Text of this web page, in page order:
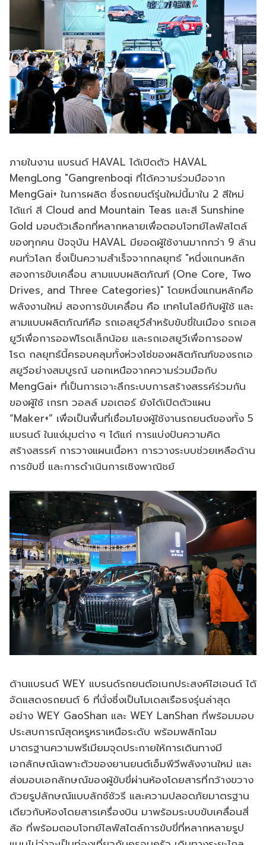
ภายในงาน แบรนด์ HAVAL ได้เปิดตัว HAVAL
MengLong "Gangrenboqi ที่ได้ความร่วมมือจาก
MengGai+ ในการผลิต ซึ่งรถยนต์รุ่นใหม่นี้มาใน 2 สีใหม่
ได้แก่ สี Cloud and Mountain Teas และสี Sunshine
Gold มอบตัวเลือกที่หลากหลายเพื่อตอบโจทย์ไลฟ์สไตล์
ของทุกคน ปัจจุบัน HAVAL มียอดผู้ใช้งานมากกว่า 9 ล้าน
คนทั่วโลก ซึ่งเป็นความสำเร็จจากกลยุทธ์ "หนึ่งแกนหลัก
สองการขับเคลื่อน สามแบบผลิตภัณฑ์ (One Core, Two
Drives, and Three Categories)" โดยหนึ่งแกนหลักคือ
พลังงานใหม่ สองการขับเคลื่อน คือ เทคโนโลยีกับผู้ใช้ และ
สามแบบผลิตภัณฑ์คือ รถเอสยูวีสำหรับขับขี่ในเมือง รถเอส
ยูวีเพื่อการออฟโรดเล็กน้อย และรถเอสยูวีเพื่อการออฟ
โรด กลยุทธ์นี้ครอบคลุมทั้งห่วงโซ่ของผลิตภัณฑ์ของรถเอ
สยูวีอย่างสมบูรณ์ นอกเหนือจากความร่วมมือกับ
MengGai+ ที่เป็นการเจาะลึกระบบการสร้างสรรค์ร่วมกัน
ของผู้ใช้ เกรท วอลล์ มอเตอร์ ยังได้เปิดตัวแผน
“Maker+” เพื่อเป็นพื้นที่เชื่อมโยงผู้ใช้งานรถยนต์ของทั้ง 5
แบรนด์ ในแง่มุมต่าง ๆ ได้แก่ การแบ่งปันความคิด
สร้างสรรค์ การวางแผนเนื้อหา การวางระบบช่วยเหลือด้าน
การขับขี่ และการดำเนินการเชิงพาณิชย์
ด้านแบรนด์ WEY แบรนด์รถยนต์อเนกประสงค์ไฮเอนด์ ได้
จัดแสดงรถยนต์ 6 ที่นั่งซึ่งเป็นโมเดลเรือธงรุ่นล่าสุด
อย่าง WEY GaoShan และ WEY LanShan ที่พร้อมมอบ
ประสบการณ์สุดหรูหราเหนือระดับ พร้อมพลิกโฉม
มาตรฐานความพรีเมียมจุดประกายให้การเดินทางมี
เอกลักษณ์เฉพาะตัวของยานยนต์เอ็มพีวีพลังงานใหม่ และ
ส่งมอบเอกลักษณ์ของผู้ขับขี่ผ่านห้องโดยสารที่กว้างขวาง
ด้วยรูปลักษณ์แบบลักซ์ชัวรี และความปลอดภัยมาตรฐาน
เดียวกับห้องโดยสารเครื่องบิน มาพร้อมระบบขับเคลื่อนสี่
ล้อ ที่พร้อมตอบโจทย์ไลฟ์สไตล์การขับขี่ที่หลากหลายรูป